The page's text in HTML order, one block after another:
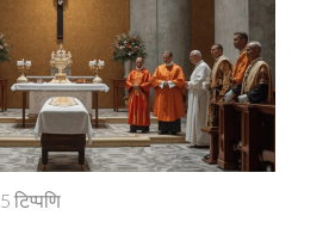
5 टिप्पणि